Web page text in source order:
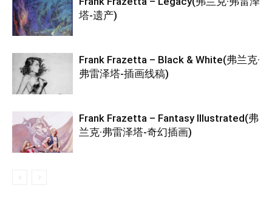
塔-遗产)
Frank Frazetta – Black & White(弗兰克·
弗雷泽塔-插画线稿)
Frank Frazetta – Fantasy Illustrated(弗
兰克·弗雷泽塔-奇幻插画)